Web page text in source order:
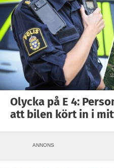
Olycka på E 4:
att bilen kört in i
ANNONS